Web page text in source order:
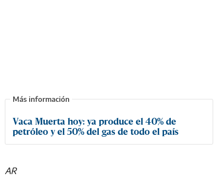
Vaca Muerta hoy: ya produce el 40% de
petróleo y el 50% del gas de todo el país
AR